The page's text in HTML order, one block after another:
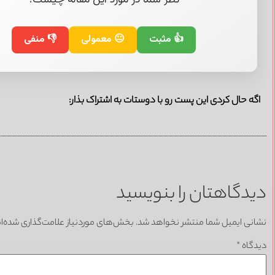
👍 مثبت 😐 معمولی 👎 منفی
اگه حال کردی این پست رو با دوستات به اشتراک بذار:
دیدگاهتان را بنویسید
نشانی ایمیل شما منتشر نخواهد شد. بخش‌های موردنیاز علامت‌گذاری
دیدگاه *